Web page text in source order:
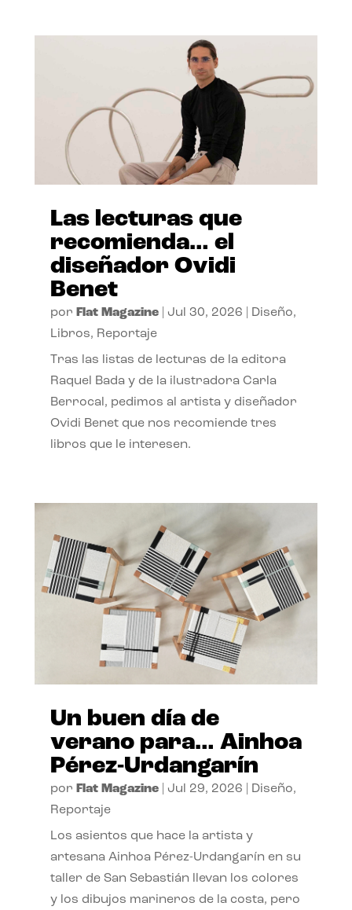
Las lecturas que
recomienda… el
diseñador Ovidi
Benet
por Flat Magazine| Jul 30, 2026 Diseño,
Libros, Reportaje
Tras las listas de lecturas de la editora
Raquel Bada y de la ilustradora Carla
Berrocal, pedimos al artista y diseñador
Ovidi Benet que nos recomiende tres
libros que le interesen.
Un buen día de
verano para… Ainhoa
Pérez-Urdangarín
por Flat Magazine| Jul 29, 2026 Diseño,
Reportaje
Los asientos que hace la artista y
artesana Ainhoa Pérez-Urdangarín en su
taller de San Sebastián llevan los colores
y los dibujos marineros de la costa, pero